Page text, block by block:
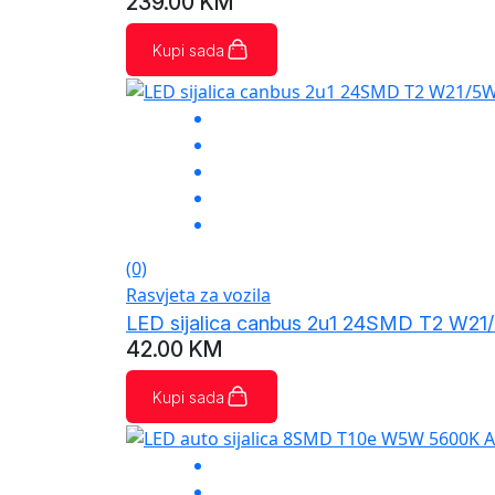
Kupi sada
(0)
Rasvjeta za vozila
LED sijalica canbus 2u1 24SMD T2
42.00 KM
Kupi sada